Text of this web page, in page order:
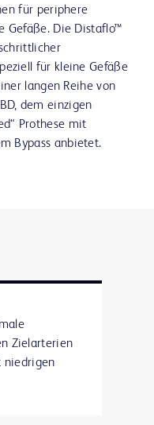
für periphere
Gefäße. Die Distaflo™
für kleine Gefäße
langen Reihe von
dem einzigen
Prothese mit
Bypass anbietet.
Zielarterien
niedrigen